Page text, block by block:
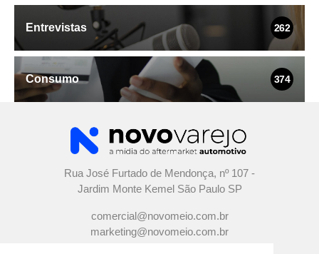
Entrevistas 262
Consumo 374
Rua José Furtado de Mendonça, nº 107 -
Jardim Monte Kemel São Paulo SP
comercial@novomeio.com.br
marketing@novomeio.com.br